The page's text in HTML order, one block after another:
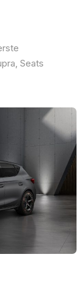
Seats